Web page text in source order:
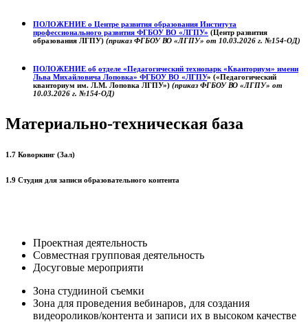
ПОЛОЖЕНИЕ о Центре развития образования Института
профессионального развития ФГБОУ ВО «ЛГПУ» (Центр развития
образования ЛГПУ) (приказ ФГБОУ ВО «ЛГПУ» от 10.03.2026 г. №154-ОД)
ПОЛОЖЕНИЕ об отделе «Педагогический технопарк «Кванториум» имени
Льва Михайловича Лоповка» ФГБОУ ВО «ЛГПУ» («Педагогический
кванториум им. Л.М. Лоповка ЛГПУ») (приказ ФГБОУ ВО «ЛГПУ» от
10.03.2026 г. №154-ОД)
Материально-техническая база
1.7 Коворкинг (Зал)
1.9 Студия для записи образовательного контента
Проектная деятельность
Совместная групповая деятельность
Досуговые мероприяти
Зона студииной съемки
Зона для проведения вебинаров, для создания
видеороликов/контента и записи их в высоком качестве